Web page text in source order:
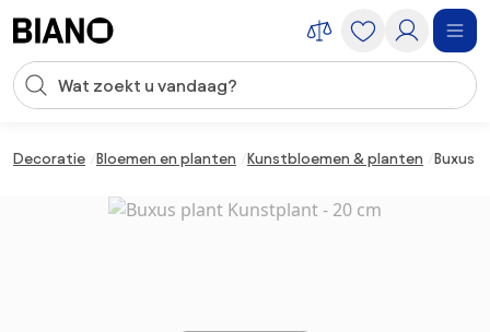
Zoekopdracht invoeren
Decoratie Bloemen en planten Kunstbloemen & planten Buxus